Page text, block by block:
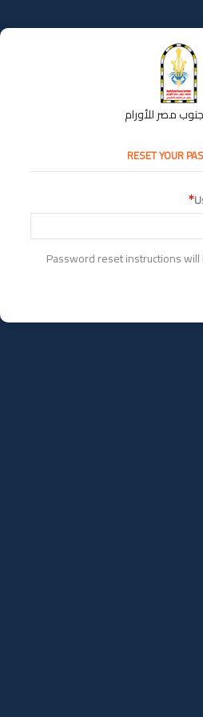
مصر للأورام
RESET YOUR
Password reset instructions